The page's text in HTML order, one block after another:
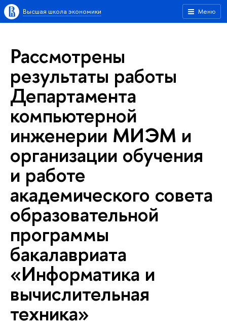
Меню
Высшая школа экономики
Рассмотрены
результаты работы
Департамента
компьютерной
инженерии МИЭМ и
организации обучения
и работе
академического совета
образовательной
программы
бакалавриата
«Информатика и
вычислительная
техника»